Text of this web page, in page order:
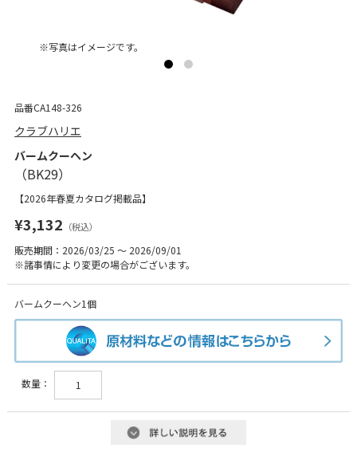
※写真はイメージです。
品番CA148-326
クラブハリエ
バームクーヘン
【2026年春夏カタログ掲載品】
¥3,132 （税込）
販売期間：2026/03/25 ～ 2026/09/01
※諸事情により変更の場合がございます。
バームクーヘン1個
数量：